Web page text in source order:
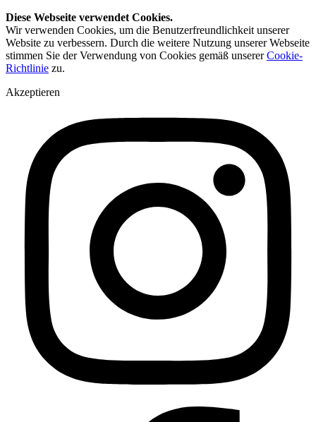
Diese Webseite verwendet Cookies.
Wir verwenden Cookies, um die Benutzerfreundlichkeit unserer
Website zu verbessern. Durch die weitere Nutzung unserer Webseite
stimmen Sie der Verwendung von Cookies gemäß unsererCookie-
Richtlinie zu.
Akzeptieren